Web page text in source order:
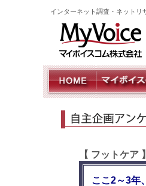
インターネット調査・ネットリ
【 フットケア
ここ2～3年